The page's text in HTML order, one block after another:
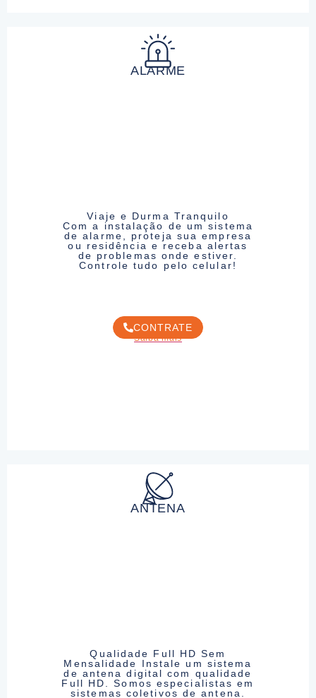
ALARME
Viaje e Durma Tranquilo
Com a instalação de um sistema
de alarme, proteja sua empresa
ou residência e receba alertas
de problemas onde estiver.
Controle tudo pelo celular!
CONTRATE
Saiba mais
ANTENA
Qualidade Full HD Sem
Mensalidade Instale um sistema
de antena digital com qualidade
Full HD. Somos especialistas em
sistemas coletivos de antena.